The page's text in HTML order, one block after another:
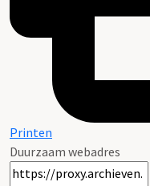
Printen
Duurzaam webadres